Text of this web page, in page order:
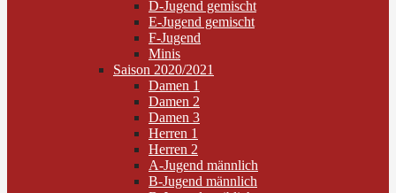
D-Jugend gemischt
E-Jugend gemischt
F-Jugend
Minis
Saison 2020/2021
Damen 1
Damen 2
Damen 3
Herren 1
Herren 2
A-Jugend männlich
B-Jugend männlich